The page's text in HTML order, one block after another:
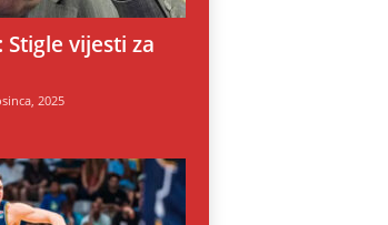
Stigle vijesti za
2025